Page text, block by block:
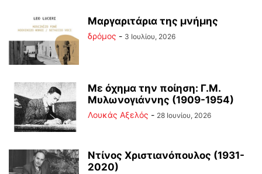
Μαργαριτάρια της μνήμης
δρόμος - 3 Ιουλίου, 2026
Με όχημα την ποίηση: Γ.Μ.
Μυλωνογιάννης (1909-1954)
Λουκάς Αξελός - 28 Ιουνίου, 2026
Ντίνος Χριστιανόπουλος (1931-
2020)